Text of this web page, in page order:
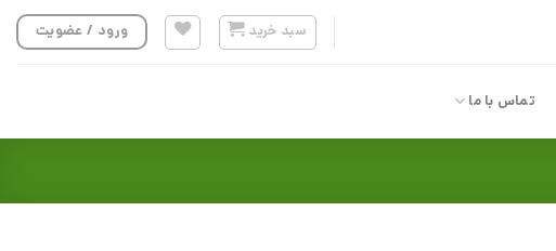
سبد خرید ورود / عضویت
تماس با ما